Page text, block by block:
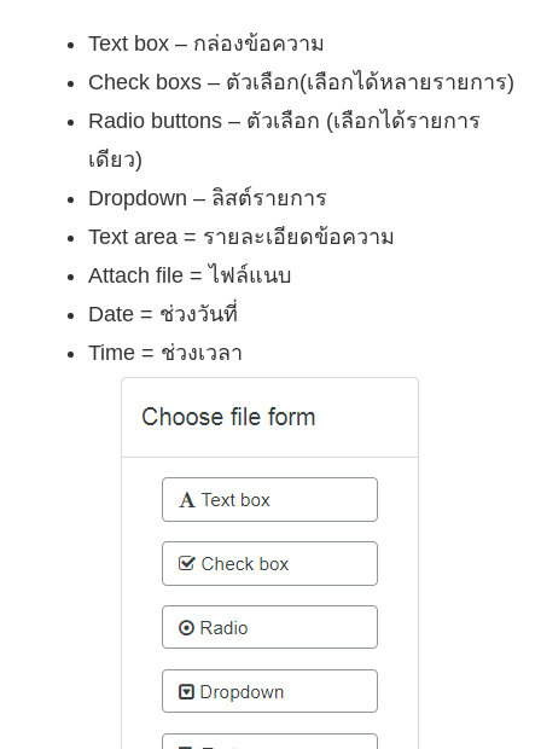
Text box – กล่องข้อความ
Check boxs – ตัวเลือก(เลือกได้หลายรายการ)
Radio buttons – ตัวเลือก (เลือกได้รายการ
เดียว)
Dropdown – ลิสต์รายการ
Text area = รายละเอียดข้อความ
Attach file = ไฟล์แนบ
Date = ช่วงวันที่
Time = ช่วงเวลา